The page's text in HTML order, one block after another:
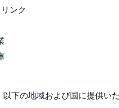
ンク
下の地域および国に提供いた